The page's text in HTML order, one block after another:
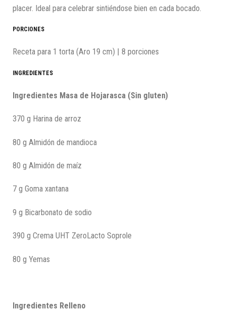
placer. Ideal para celebrar sintiéndose bien en cada bocado.
PORCIONES
Receta para 1 torta (Aro 19 cm) | 8 porciones
INGREDIENTES
Ingredientes Masa de Hojarasca (Sin gluten)
370 g Harina de arroz
80 g Almidón de mandioca
80 g Almidón de maíz
7 g Goma xantana
9 g Bicarbonato de sodio
390 g Crema UHT ZeroLacto Soprole
80 g Yemas
Ingredientes Relleno